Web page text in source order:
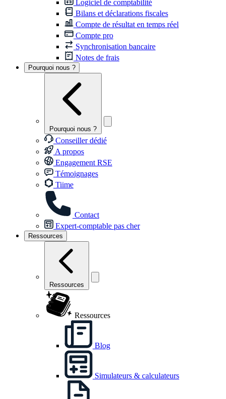
Logiciel de comptabilité
Bilans et déclarations fiscales
Compte de résultat en temps réel
Compte pro
Synchronisation bancaire
Notes de frais
Pourquoi nous ?
Pourquoi nous ?
Conseiller dédié
A propos
Engagement RSE
Témoignages
Tiime
Contact
Expert-comptable pas cher
Ressources
Ressources
Ressources
Blog
Simulateurs & calculateurs